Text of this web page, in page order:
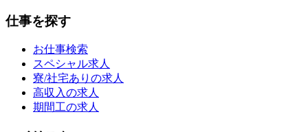
仕事を探す
お仕事検索
スペシャル求人
寮/社宅ありの求人
高収入の求人
期間工の求人